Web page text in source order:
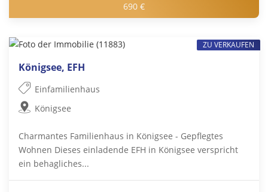
690 €
Königsee, EFH
Einfamilienhaus
Königsee
Charmantes Familienhaus in Königsee - Gepflegtes
Wohnen Dieses einladende EFH in Königsee verspricht
ein behagliches...
ZU VERKAUFEN